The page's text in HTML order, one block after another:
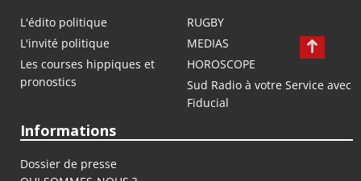
L'édito politique
RUGBY
L'invité politique
MEDIAS
Les courses hippiques et
pronostics
HOROSCOPE
Sud Radio à votre Service avec
Fiducial
Informations
Dossier de presse